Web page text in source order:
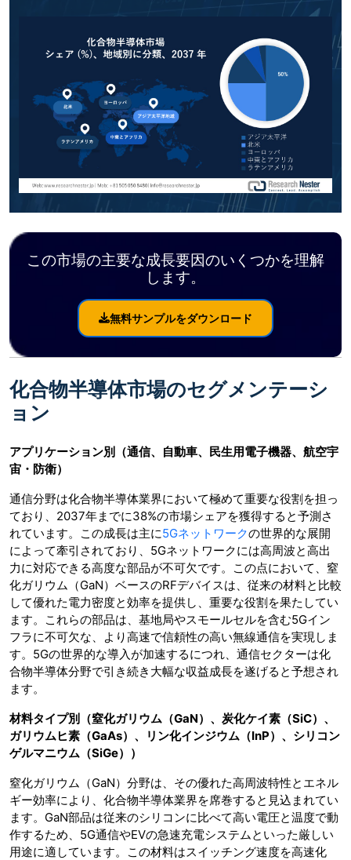
この市場の主要な成長要因のいくつかを理解
します。
無料サンプルをダウンロード
化合物半導体市場のセグメンテーシ
ョン
アプリケーション別（通信、自動車、民生用電子機器、航空宇
宙・防衛）
通信分野は化合物半導体業界において極めて重要な役割を担っ
ており、2037年までに38%の市場シェアを獲得すると予測さ
れています。この成長は主に5Gネットワークの世界的な展開
によって牽引されており、5Gネットワークには高周波と高出
力に対応できる高度な部品が不可欠です。この点において、窒
化ガリウム（GaN）ベースのRFデバイスは、従来の材料と比較
して優れた電力密度と効率を提供し、重要な役割を果たしてい
ます。これらの部品は、基地局やスモールセルを含む5Gイン
フラに不可欠な、より高速で信頼性の高い無線通信を実現しま
す。5Gの世界的な導入が加速するにつれ、通信セクターは化
合物半導体分野で引き続き大幅な収益成長を遂げると予想され
ます。
材料タイプ別（窒化ガリウム（GaN）、炭化ケイ素（SiC）、
ガリウムヒ素（GaAs）、リン化インジウム（InP）、シリコン
ゲルマニウム（SiGe））
窒化ガリウム（GaN）分野は、その優れた高周波特性とエネル
ギー効率により、化合物半導体業界を席巻すると見込まれてい
ます。GaN部品は従来のシリコンに比べて高い電圧と温度で動
作するため、5G通信やEVの急速充電システムといった厳しい
用途に適しています。この材料はスイッチング速度を高速化